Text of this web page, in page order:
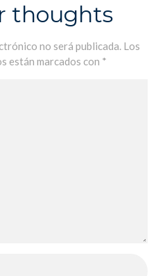
thoughts
no será publicada. Los
están marcados con *